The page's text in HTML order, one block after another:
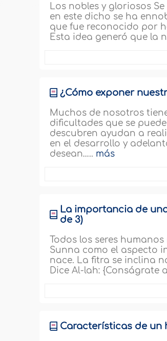
Los nobles y gloriosos
en este dicho se ha
que fue reconocido por
Esta idea generó que la
¿Cómo exponer
Muchos de nosotros
dificultades que se
descubren ayudan a
en el desarrollo y
desean….. más
La importancia de
de 3)
Todos los seres
Sunna como el aspecto
nace. La fitra se inclina
Dice Al-lah: {Conságrate
Características de un